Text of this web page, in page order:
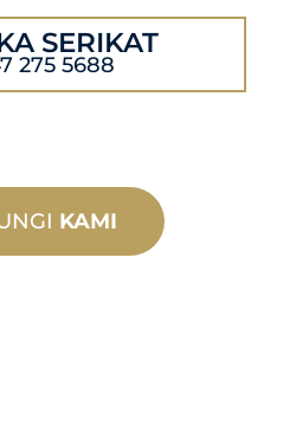
SERIKAT
275 5688
KAMI